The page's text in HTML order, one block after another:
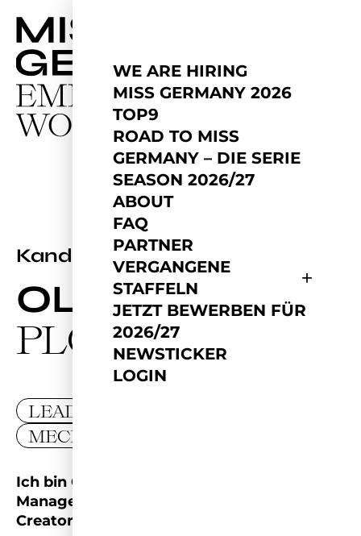
WE ARE HIRING
MISS GERMANY 2026
TOP9
ROAD TO MISS
GERMANY – DIE SERIE
SEASON 2026/27
ABOUT
FAQ
PARTNER
VERGANGENE
STAFFELN
JETZT BEWERBEN FÜR
2026/27
NEWSTICKER
LOGIN
Kandidatin2026
OLGA
PLOTNYKOVA
LEADER
MECKLENBURG-VORPOMMERN
Ich bin Olga – Unternehmensberaterin,
Managerin, Mentorin und Business
Creatorin.